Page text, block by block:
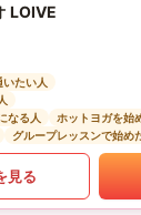
LOIVE
たい人
なる人
ホットヨガを始
グループレッスンで始め
見る